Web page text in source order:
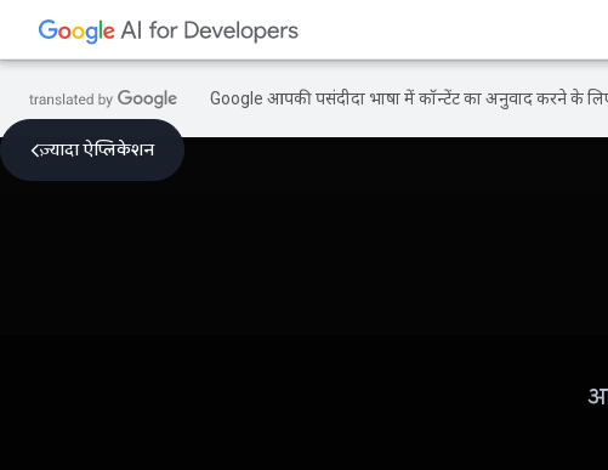
Google आपकी पसंदीदा भाषा में कॉन्टेंट का अनुवाद करने के
ज़्यादा ऐप्लिकेशन